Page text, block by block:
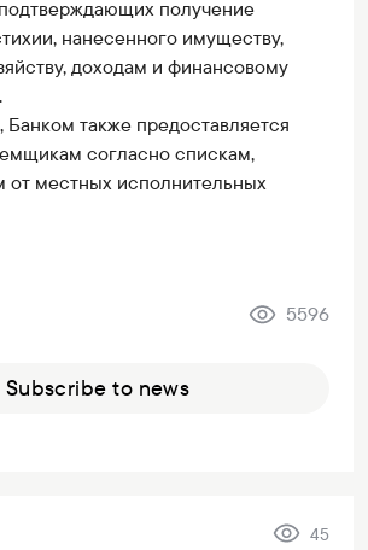
получение
нанесенного имуществу,
доходам и финансовому
также предоставляется
согласно спискам,
от местных исполнительных
5596
Subscribe to news
45